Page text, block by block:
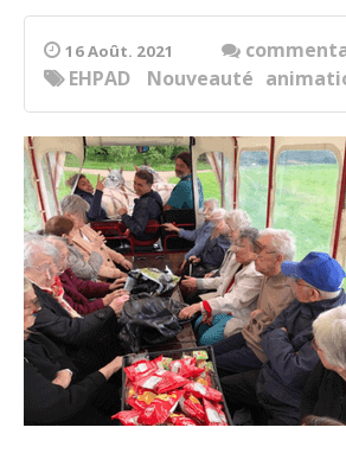
16 Août. 2021
EHPAD Nouveauté